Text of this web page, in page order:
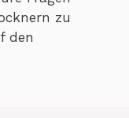
zu
den